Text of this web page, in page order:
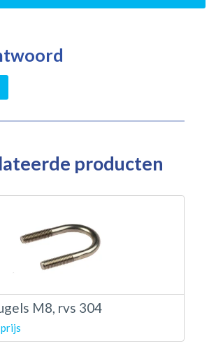
producten
M8, rvs 304